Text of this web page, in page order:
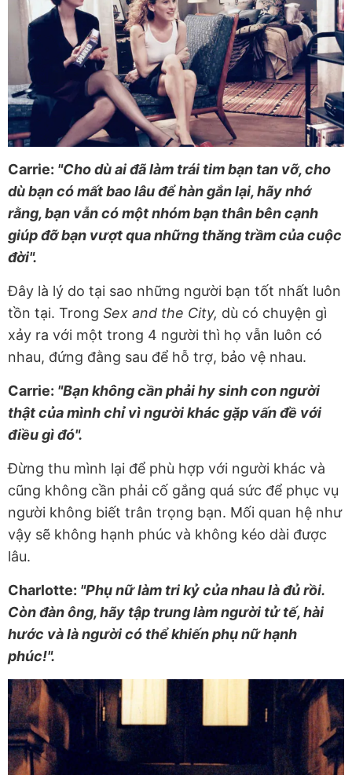
Carrie: "Cho dù ai đã làm trái tim bạn tan vỡ, cho
dù bạn có mất bao lâu để hàn gắn lại, hãy nhớ
rằng, bạn vẫn có một nhóm bạn thân bên cạnh
giúp đỡ bạn vượt qua những thăng trầm của cuộc
đời".
Đây là lý do tại sao những người bạn tốt nhất luôn
tồn tại. Trong Sex and the City, dù có chuyện gì
xảy ra với một trong 4 người thì họ vẫn luôn có
nhau, đứng đằng sau để hỗ trợ, bảo vệ nhau.
Carrie: "Bạn không cần phải hy sinh con người
thật của mình chỉ vì người khác gặp vấn đề với
điều gì đó".
Đừng thu mình lại để phù hợp với người khác và
cũng không cần phải cố gắng quá sức để phục vụ
người không biết trân trọng bạn. Mối quan hệ như
vậy sẽ không hạnh phúc và không kéo dài được
lâu.
Charlotte: "Phụ nữ làm tri kỷ của nhau là đủ rồi.
Còn đàn ông, hãy tập trung làm người tử tế, hài
hước và là người có thể khiến phụ nữ hạnh
phúc!".